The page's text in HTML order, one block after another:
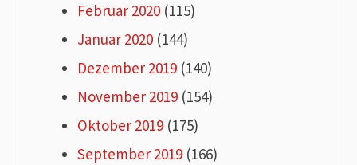
Februar 2020 (115)
Januar 2020 (144)
Dezember 2019 (140)
November 2019 (154)
Oktober 2019 (175)
September 2019 (166)